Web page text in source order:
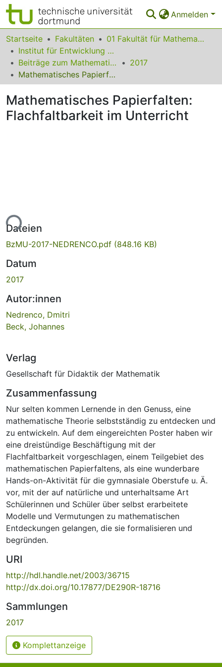
Anmelden
Bereiche & Sammlungen
Das gesamte Repositorium
Statistiken
FAQ
Leitlinien
Startseite Fakultäten
01 Fakultät für Mathematik
Institut für Entwicklung und Erforschung des Mathematikunterrichts
Beiträge zum Mathematikunterricht
2017
Mathematisches Papierfalten: Flachfaltbarkeit im Unterricht
Mathematisches Papierfalten:
Flachfaltbarkeit im Unterricht
Dateien
BzMU-2017-NEDRENCO.pdf (848.16 KB)
Datum
2017
Autor:innen
Nedrenco, Dmitri
Beck, Johannes
Verlag
Gesellschaft für Didaktik der Mathematik
Zusammenfassung
Nur selten kommen Lernende in den Genuss, eine
mathematische Theorie selbstständig zu entdecken und
zu entwickeln. Auf dem eingereichten Poster haben wir
eine dreistündige Beschäftigung mit der
Flachfaltbarkeit vorgeschlagen, einem Teilgebiet des
mathematischen Papierfaltens, als eine wunderbare
Hands-on-Aktivität für die gymnasiale Oberstufe u. Ä.
vor, mit der auf natürliche und unterhaltsame Art
Schülerinnen und Schüler über selbst erarbeitete
Modelle und Vermutungen zu mathematischen
Entdeckungen gelangen, die sie formalisieren und
begründen.
URI
http://hdl.handle.net/2003/36715
http://dx.doi.org/10.17877/DE290R-18716
Sammlungen
2017
Komplettanzeige